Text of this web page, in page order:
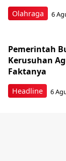
Olahraga 6
Headline
Pemerintah
Kerusuhan
Faktanya
6